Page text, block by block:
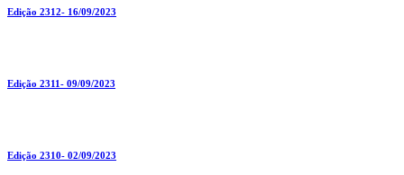
Edição 2312- 16/09/2023
Edição 2311- 09/09/2023
Edição 2310- 02/09/2023